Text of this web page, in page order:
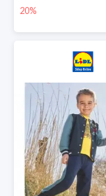
20%